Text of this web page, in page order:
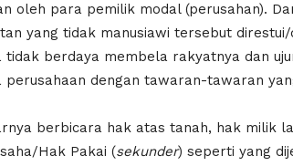
oleh para pemilik modal (perusahan).
yang tidak manusiawi tersebut
tidak berdaya membela rakyatnya dan
perusahaan dengan tawaran-tawaran
berbicara hak atas tanah, hak milik
Hak Pakai (sekunder) seperti yang